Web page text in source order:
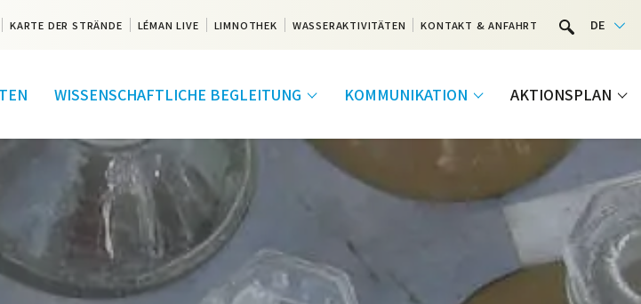
KARTE DER STRÄNDE LÉMAN LIVE LIMNOTHEK WASSERAKTIVITÄTEN KONTAKT & ANFAHRT DE
WISSENSCHAFTLICHE BEGLEITUNG KOMMUNIKATION AKTIONSPLAN